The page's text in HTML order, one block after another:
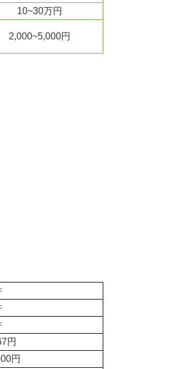
10~30万円
2,000~5,000円
円
円